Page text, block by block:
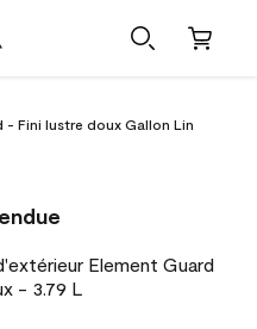
- Fini lustre doux Gallon Lin